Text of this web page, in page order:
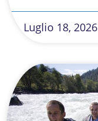
Luglio 18, 2026